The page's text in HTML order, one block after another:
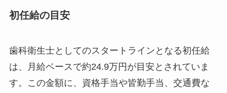
初任給の目安
歯科衛生士としてのスタートラインとなる初任給
は、月給ベースで約24.9万円が目安とされていま
す。この金額に、資格手当や皆勤手当、交通費な